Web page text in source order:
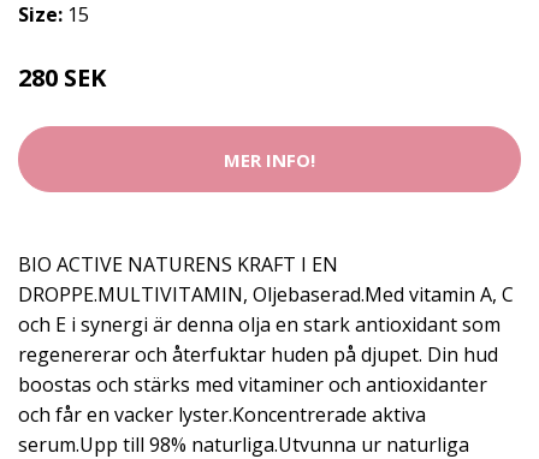
Size: 15
280 SEK
MER INFO!
BIO ACTIVE NATURENS KRAFT I EN
DROPPE.MULTIVITAMIN, Oljebaserad.Med vitamin A, C
och E i synergi är denna olja en stark antioxidant som
regenererar och återfuktar huden på djupet. Din hud
boostas och stärks med vitaminer och antioxidanter
och får en vacker lyster.Koncentrerade aktiva
serum.Upp till 98% naturliga.Utvunna ur naturliga